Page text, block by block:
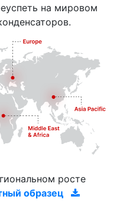
на мировом
росте
образец